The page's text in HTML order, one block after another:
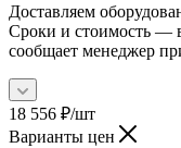
Доставляем
Сроки и стоимость —
сообщает менеджер
18 556 ₽/шт
Варианты цен